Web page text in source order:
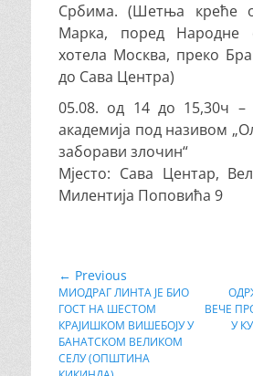
Србима. (Шетња креће
Марка, поред Народне
хотела Москва, преко
до Сава Центра)
05.08. од 14 до 15,30ч –
академија под називом
заборави злочин“
Мјесто: Сава Центар,
Милентија Поповића 9
Кретање
чланка
← Previous
Previous
post:
МИОДРАГ ЛИНТА ЈЕ БИО
ГОСТ НА ШЕСТОМ
КРАЈИШКОМ ВИШЕБОЈУ У
БАНАТСКОМ ВЕЛИКОМ
СЕЛУ (ОПШТИНА
Next
post:
ВЕЧЕ
У